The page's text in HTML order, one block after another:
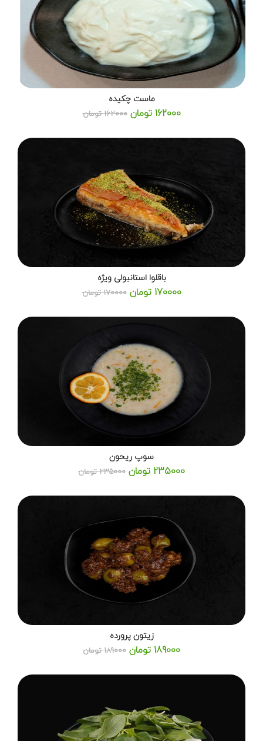
ماست چکیده
162000 تومان 162000 تومان
باقلوا استانبولی ویژه
170000 تومان 170000 تومان
سوپ ریحون
235000 تومان 235000 تومان
زیتون پرورده
189000 تومان 189000 تومان